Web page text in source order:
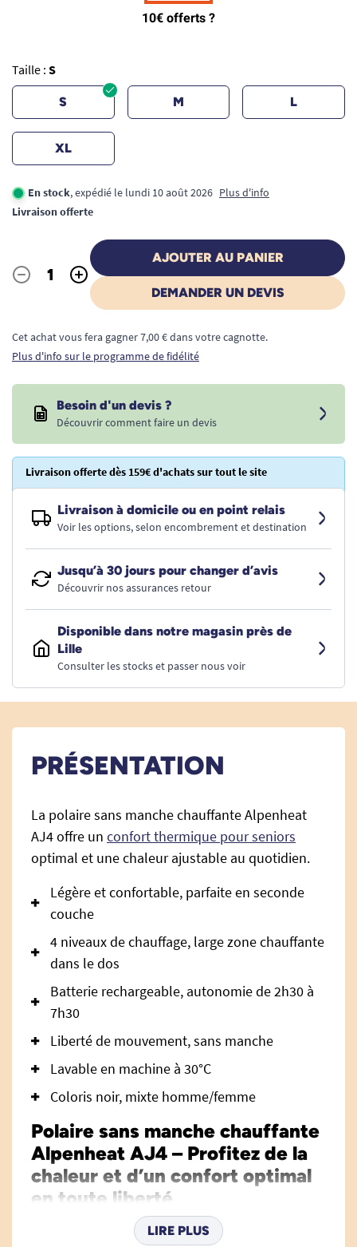
Taille : S
S M L
XL
En stock, expédié le lundi 10 août 2026 Plus d'info
Livraison offerte
Quantité
- +
AJOUTER AU PANIER
DEMANDER UN DEVIS
Cet achat vous fera gagner 7,00 € dans votre cagnotte.
Plus d'info sur le programme de fidélité
Besoin d'un devis ?
Découvrir comment faire un devis
Livraison offerte dès 159€ d'achats sur tout le site
Livraison à domicile ou en point relais
Voir les options, selon encombrement et destination
Jusqu’à 30 jours pour changer d’avis
Découvrir nos assurances retour
Disponible dans notre magasin près de
Lille
Consulter les stocks et passer nous voir
PRÉSENTATION
La polaire sans manche chauffante Alpenheat
AJ4 offre un confort thermique pour seniors
optimal et une chaleur ajustable au quotidien.
Légère et confortable, parfaite en seconde
couche
4 niveaux de chauffage, large zone chauffante
dans le dos
Batterie rechargeable, autonomie de 2h30 à
7h30
Liberté de mouvement, sans manche
Lavable en machine à 30°C
Coloris noir, mixte homme/femme
Polaire sans manche chauffante
Alpenheat AJ4 – Profitez de la
chaleur et d’un confort optimal
en toute liberté
polaire sans manche chauffante Alpenheat
LIRE PLUS